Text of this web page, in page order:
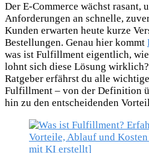
Der E-Commerce wächst rasant,
Anforderungen an schnelle,
Kunden erwarten heute kurze
Bestellungen. Genau hier kommt
was ist Fulfillment eigentlich,
lohnt sich diese Lösung
Ratgeber erfährst du alle
Fulfillment – von der Definition
hin zu den entscheidenden